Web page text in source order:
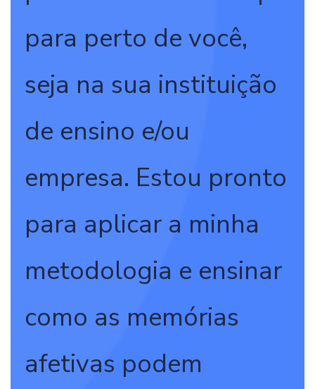
para perto de você,
seja na sua instituição
de ensino e/ou
empresa. Estou pronto
para aplicar a minha
metodologia e ensinar
como as memórias
afetivas podem